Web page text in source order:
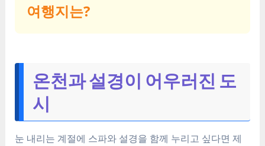
여행지는?
온천과 설경이 어우러진 도
시
눈 내리는 계절에 스파와 설경을 함께 누리고 싶다면 제